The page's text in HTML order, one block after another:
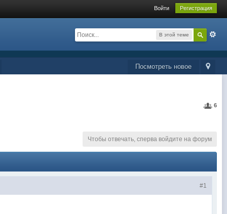
Войти Регистрация
В этой теме
Посмотреть новое
6
Чтобы отвечать, сперва войдите на форум
#1